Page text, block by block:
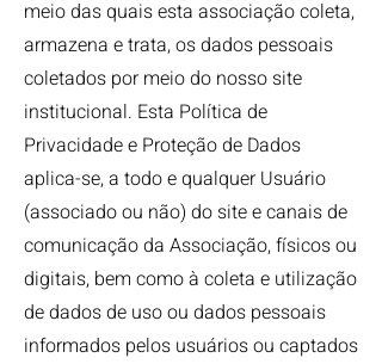
meio das quais esta associação coleta,
armazena e trata, os dados pessoais
coletados por meio do nosso site
institucional. Esta Política de
Privacidade e Proteção de Dados
aplica-se, a todo e qualquer Usuário
(associado ou não) do site e canais de
comunicação da Associação, físicos ou
digitais, bem como à coleta e utilização
de dados de uso ou dados pessoais
informados pelos usuários ou captados